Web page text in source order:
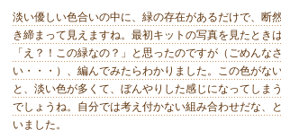
淡い優しい色合いの中に、緑の存在があるだけで、断然
き締まって見えますね。最初キットの写真を見たときは
「え？！この緑なの？」と思ったのですが（ごめんなさ
い・・・）、編んでみたらわかりました。この色がな
と、淡い色が多くて、ぼんやりした感じになってしま
でしょうね。自分では考え付かない組み合わせだな、
いました。